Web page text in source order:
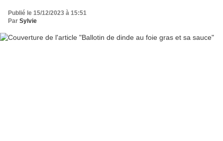
Publié le 15/12/2023 à 15:51
Par Sylvie